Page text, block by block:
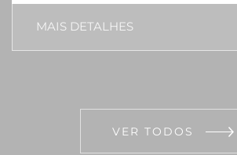
MAIS DETALHES
VER TODOS